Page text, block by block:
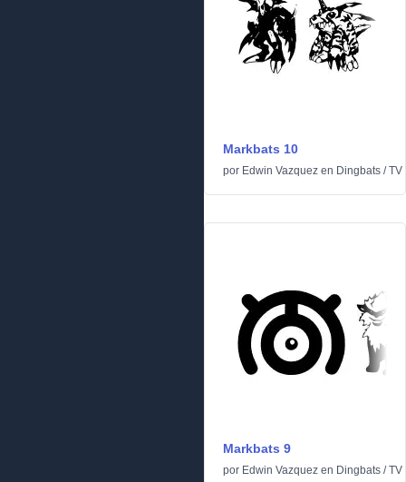
Markbats 10
por Edwin Vazquez en Dingbats /TV
Markbats 9
por Edwin Vazquez en Dingbats /TV